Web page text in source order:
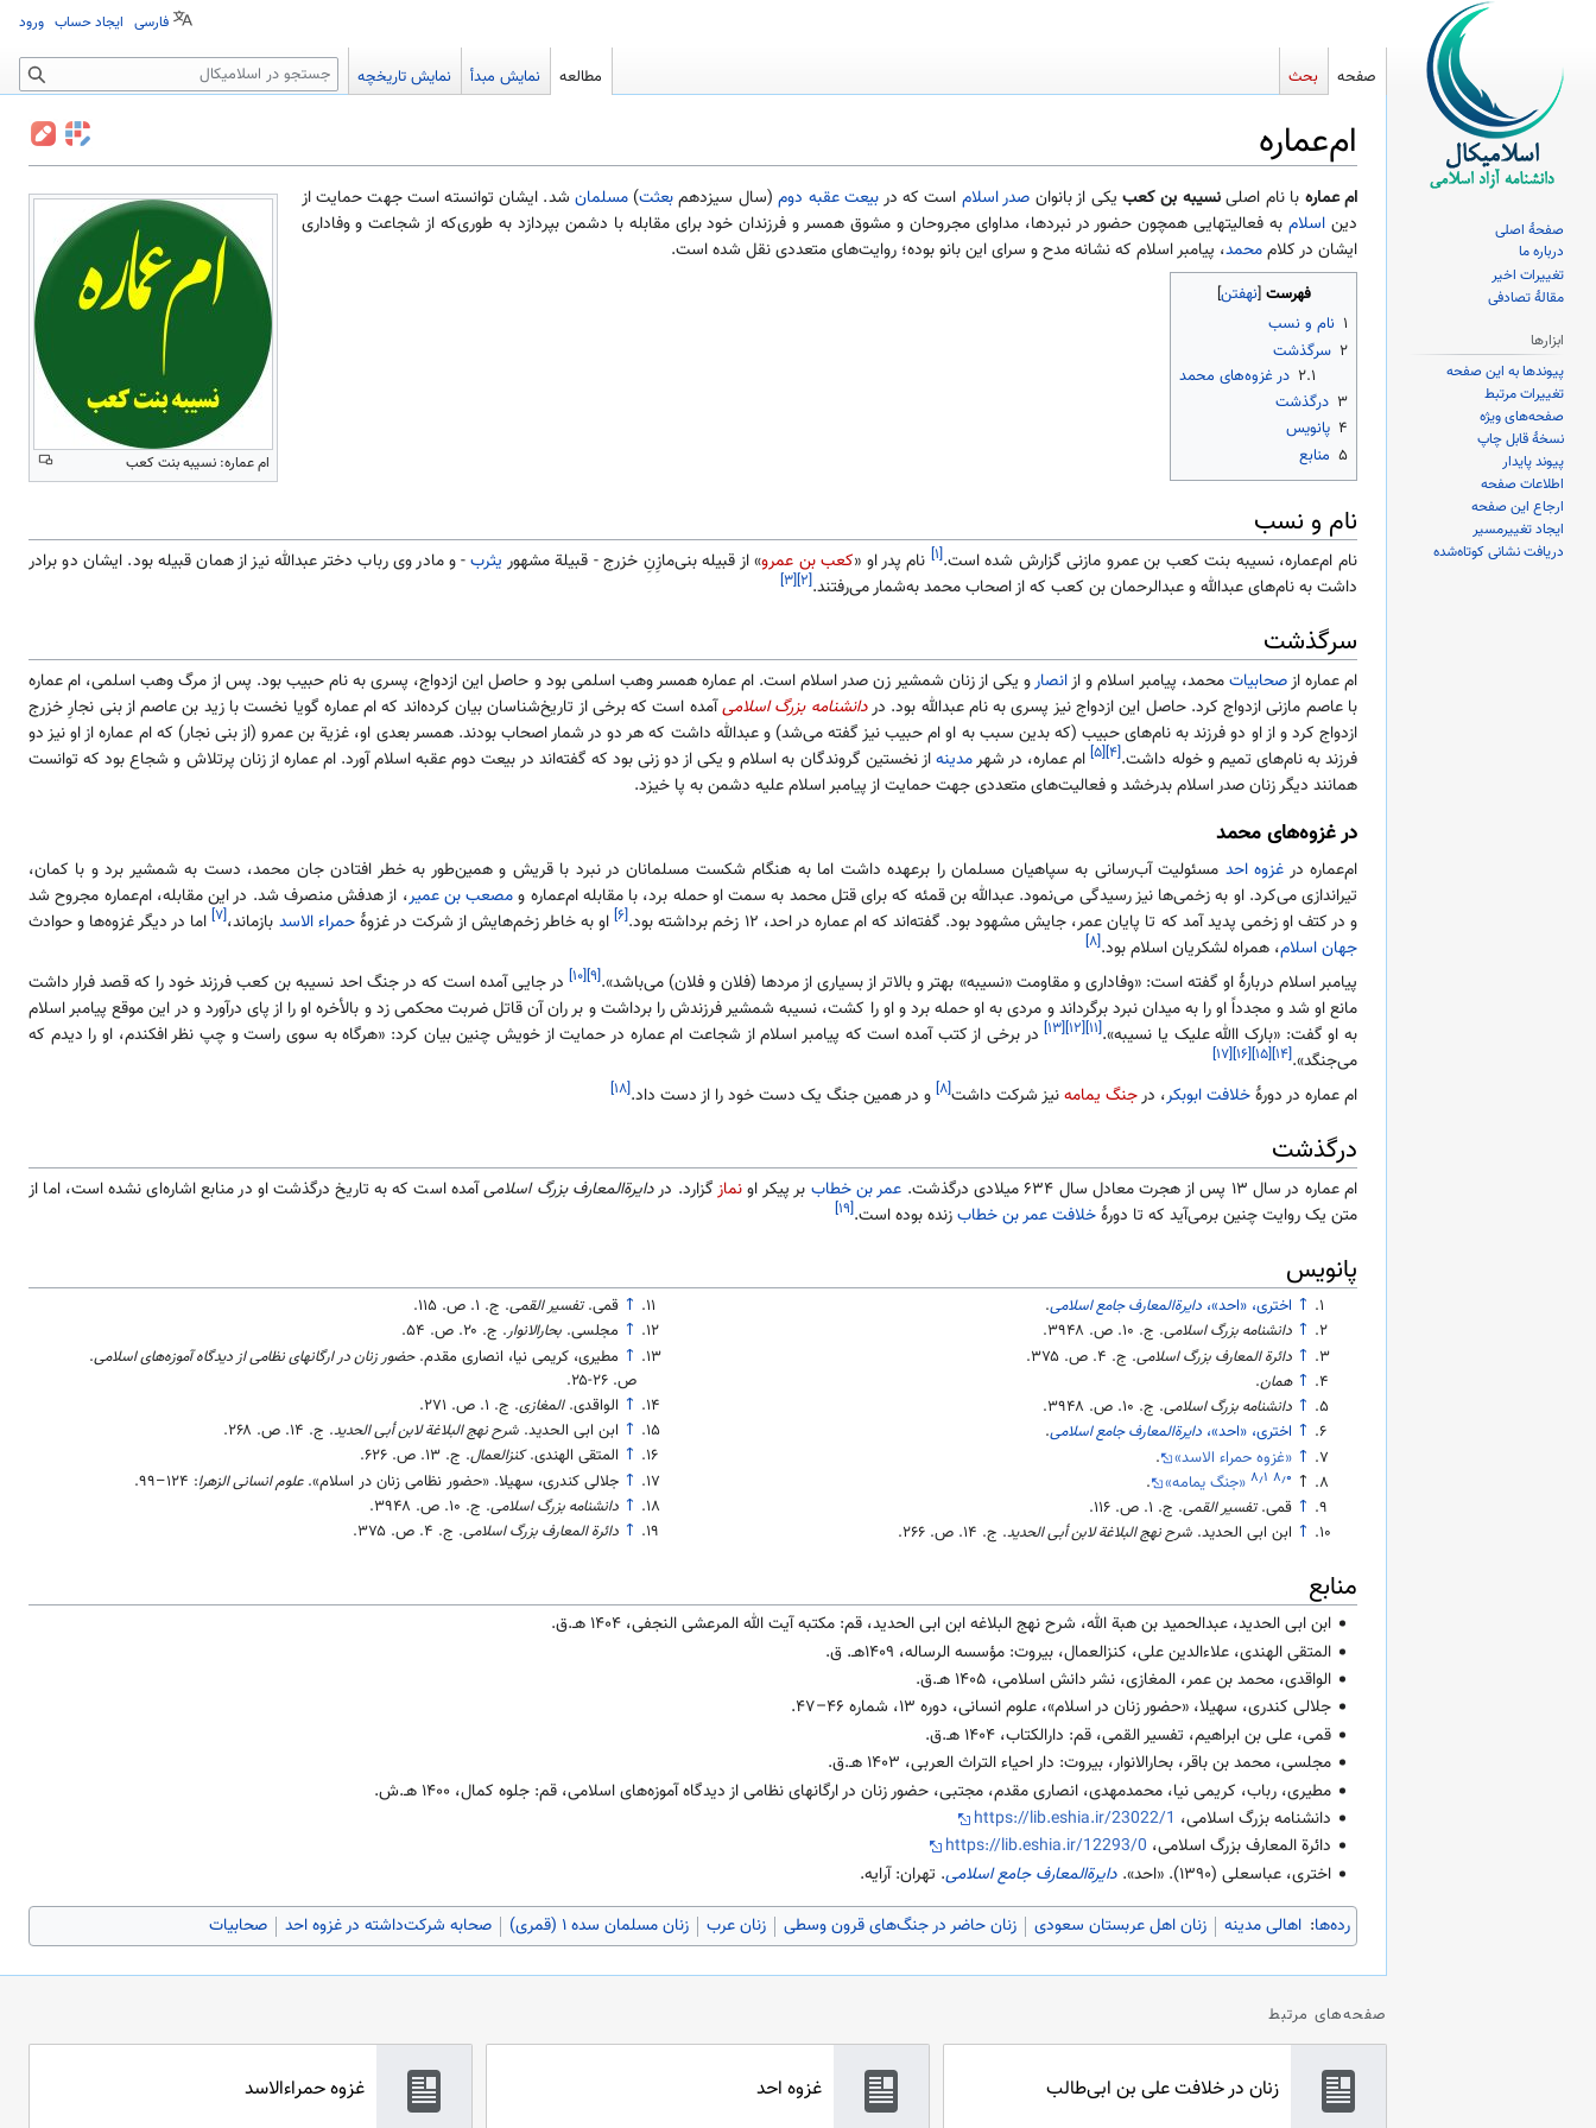
ام‌عماره
پرش
به
ناوبری
پرش
به
جستجو
ام عماره: نسیبه بنت کعب
ام عماره با نام اصلینسیبه بن کعبیکی از بانوان صدر اسلام است که دربیعت عقبه دوم(سال سیزدهمبعثت)مسلمان شد. ایشان توانسته است جهت حمایت از
دین اسلامبه فعالیتهایی همچون حضور در نبردها، مداوای مجروحان و مشوق همسر و فرزندان خود برای مقابله با دشمن بپردازد به طوری‌که از شجاعت و وفاداری
ایشان در کلاممحمد، پیامبر اسلام که نشانه مدح و سرای این بانو بوده؛ روایت‌های متعددی نقل شده است.
فهرست
۱ نام و نسب
۲ سرگذشت
۲.۱ در غزوه‌های محمد
۳ درگذشت
۴ پانویس
۵ منابع
نام و نسب
نام ام‌عماره، نسیبه بنت کعب بن عمرو مازنی گزارش شده است.[۱] نام پدر او «کعب بن عمرو» از قبیله بنی‌مازِنِ خزرج - قبیلة مشهور یثرب- و مادر وی رباب دختر عبدالله نیز از همان قبیله بود. ایشان دو برادر
داشت به نام‌های عبدالله و عبدالرحمان بن کعب که از اصحاب محمد به‌شمار می‌رفتند.[۲] [۳]
سرگذشت
ام عماره ازصحابیاتمحمد، پیامبر اسلام و ازانصارو یکی از زنان شمشیر زن صدر اسلام است. ام عماره همسر وهب اسلمی بود و حاصل این ازدواج، پسری به نام حبیب بود. پس از مرگ وهب اسلمی، ام عماره
با عاصم مازنی ازدواج کرد. حاصل این ازدواج نیز پسری به نام عبدالله بود. دردانشنامه بزرگ اسلامیآمده است که برخی از تاریخ‌شناسان بیان کرده‌اند که ام عماره گویا نخست با زید بن عاصم از بنی نجارِ خزرج
ازدواج کرد و از او دو فرزند به نام‌های حبیب (که بدین سبب به او ام حبیب نیز گفته می‌شد) و عبدالله داشت که هر دو در شمار اصحاب بودند. همسر بعدی او، غزیة بن عمرو (از بنی نجار) که ام عماره از او نیز دو
فرزند به نام‌های تمیم و خوله داشت.[۴] [۵] ام عماره، در شهرمدینهاز نخستین گروندگان به اسلام و یکی از دو زنی بود که گفته‌اند در بیعت دوم عقبه اسلام آورد. ام عماره از زنان پرتلاش و شجاع بود که توانست
همانند دیگر زنان صدر اسلام بدرخشد و فعالیت‌های متعددی جهت حمایت از پیامبر اسلام علیه دشمن به پا خیزد.
در غزوه‌های محمد
ام‌عماره در غزوه احد مسئولیت آب‌رسانی به سپاهیان مسلمان را برعهده داشت اما به هنگام شکست مسلمانان در نبرد با قریش و همین‌طور به خطر افتادن جان محمد، دست به شمشیر برد و با کمان،
تیراندازی می‌کرد. او به زخمی‌ها نیز رسیدگی می‌نمود. عبدالله بن قمئه که برای قتل محمد به سمت او حمله برد، با مقابله ام‌عماره ومصعب بن عمیر، از هدفش منصرف شد. در این مقابله، ام‌عماره مجروح شد
و در کتف او زخمی پدید آمد که تا پایان عمر، جایش مشهود بود. گفته‌اند که ام عماره در احد، ۱۲ زخم برداشته بود.
[۶] او به خاطر زخم‌هایش از شرکت در غزوهٔحمراء الاسد بازماند،[۷] اما در دیگر غزوه‌ها و حوادث
جهان اسلام، همراه لشکریان اسلام بود.[۸]
پیامبر اسلام دربارهٔ او گفته است: «وفاداری و مقاومت «نسیبه» بهتر و بالاتر از بسیاری از مردها (فلان و فلان) می‌باشد».[۹] [۱۰]
در جایی آمده است که در جنگ احد نسیبه بن کعب فرزند خود را که قصد فرار داشت
مانع او شد و مجدداً او را به میدان نبرد برگرداند و مردی به او حمله برد و او را کشت، نسیبه شمشیر فرزندش را برداشت و بر ران آن قاتل ضربت محکمی زد و بالأخره او را از پای درآورد و در این موقع پیامبر اسلام
به او گفت: «بارک االله علیک یا نسیبه».[۱۱] [۱۲] [۱۳]
در برخی از کتب آمده است که پیامبر اسلام از شجاعت ام عماره در حمایت از خویش چنین بیان کرد: «هرگاه به سوی راست و چپ نظر افکندم، او را دیدم که
می‌جنگد».[۱۴] [۱۵] [۱۶] [۱۷]
ام عماره در دورهٔخلافت ابوبکر، درجنگ یمامهنیز شرکت داشت[۸] و در همین جنگ یک دست خود را از دست داد.[۱۸]
درگذشت
ام عماره در سال ۱۳ پس از هجرت معادل سال ۶۳۴ میلادی درگذشت. عمر بن خطاب بر پیکر اونمازگزارد. دردایرةالمعارف بزرگ اسلامیآمده است که به تاریخ درگذشت او در منابع اشاره‌ای نشده است، اما از
متن یک روایت چنین برمی‌آید که تا دورهٔخلافت عمر بن خطابزنده بوده است.[۱۹]
پانویس
↑ اختری، «احد»،دایرةالمعارف جامع اسلامی.
↑ دانشنامه بزرگ اسلامی. ج. ۱۰. ص. ۳۹۴۸.
↑ دائرة المعارف بزرگ اسلامی. ج. ۴. ص. ۳۷۵.
↑ همان.
↑ دانشنامه بزرگ اسلامی. ج. ۱۰. ص. ۳۹۴۸.
↑ اختری، «احد»،دایرةالمعارف جامع اسلامی.
↑ «غزوه حمراء الاسد»
.
↑ ۸٫۰ ۸٫۱ «جنگ یمامه»
.
↑ قمی.تفسیر القمی. ج. ۱. ص. ۱۱۶.
↑ ابن ابی الحدید.شرح نهج البلاغة لابن أبی الحدید. ج. ۱۴. ص. ۲۶۶.
↑ قمی.تفسیر القمی. ج. ۱. ص. ۱۱۵.
↑ مجلسی. بحارالانوار. ج. ۲۰. ص. ۵۴.
↑ مطیری، کریمی نیا، انصاری مقدم.حضور زنان در ارگانهای نظامی از دیدگاه آموزه‌های اسلامی.
ص. ۲۵-۲۶.
↑ الواقدی.المغازی. ج. ۱. ص. ۲۷۱.
↑ ابن ابی الحدید. شرح نهج البلاغة لابن أبی الحدید. ج. ۱۴. ص. ۲۶۸.
↑ المتقی الهندی.کنزالعمال. ج. ۱۳. ص. ۶۲۶.
↑ جلالی کندری، سهیلا. «حضور نظامی زنان در اسلام».علوم انسانی الزهرا: ۹۹–۱۲۴.
↑ دانشنامه بزرگ اسلامی. ج. ۱۰. ص. ۳۹۴۸.
↑ دائرة المعارف بزرگ اسلامی. ج. ۴. ص. ۳۷۵.
منابع
ابن ابی الحدید، عبدالحمید بن هبة الله، شرح نهج البلاغه ابن ابی الحدید، قم: مکتبه آیت الله المرعشی النجفی، ۱۴۰۴ هـ.ق.
المتقی الهندی، علاءالدین علی، کنزالعمال، بیروت: مؤسسه الرساله، ۱۴۰۹هـ. ق.
الواقدی، محمد بن عمر، المغازی، نشر دانش اسلامی، ۱۴۰۵ هـ.ق.
جلالی کندری، سهیلا، «حضور زنان در اسلام»، علوم انسانی، دوره ۱۳، شماره ۴۶–۴۷.
قمی، علی بن ابراهیم، تفسیر القمی، قم: دارالکتاب، ۱۴۰۴ هـ.ق.
مجلسی، محمد بن باقر، بحارالانوار، بیروت: دار احیاء التراث العربی، ۱۴۰۳ هـ.ق.
مطیری، رباب، کریمی نیا، محمدمهدی، انصاری مقدم، مجتبی، حضور زنان در ارگانهای نظامی از دیدگاه آموزه‌های اسلامی، قم: جلوه کمال، ۱۴۰۰ هـ.ش.
دانشنامه بزرگ اسلامی، https://lib.eshia.ir/23022/1
دائرة المعارف بزرگ اسلامی، https://lib.eshia.ir/12293/0
اختری، عباسعلی (۱۳۹۰). «احد».دایرةالمعارف جامع اسلامی. تهران: آرایه.
رده‌ها: اهالی مدینه زنان اهل عربستان سعودی زنان حاضر در جنگ‌های قرون وسطی زنان عرب زنان مسلمان سده ۱ (قمری) صحابه شرکت‌داشته در غزوه احد صحابیات
صفحه‌های مرتبط
زنان در خلافت علی بن ابی‌طالب غزوه احد غزوه حمراءالاسد
فارسی ایجاد حساب ورود
صفحه بحث مطالعه نمایش مبدأ نمایش تاریخچه جستجو
صفحهٔ اصلی
درباره ما
تغییرات اخیر
مقالهٔ تصادفی
ابزارها
پیوندها به این صفحه
تغییرات مرتبط
صفحه‌های ویژه
نسخهٔ قابل چاپ
پیوند پایدار
اطلاعات صفحه
ارجاع این صفحه
ایجاد تغییرمسیر
دریافت نشانی کوتاه‌شده